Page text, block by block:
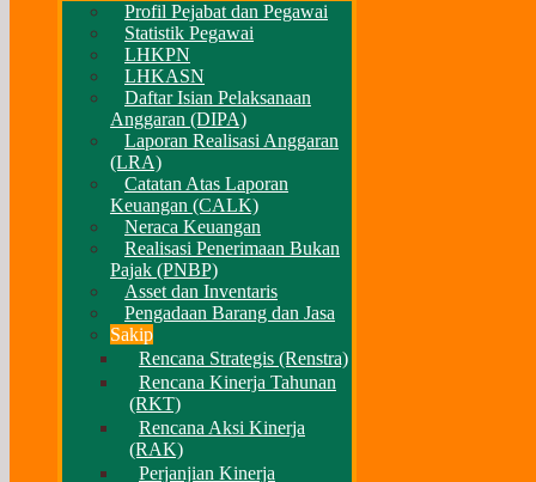
Profil Pejabat dan Pegawai
Statistik Pegawai
LHKPN
LHKASN
Daftar Isian Pelaksanaan
Anggaran (DIPA)
Laporan Realisasi Anggaran
(LRA)
Catatan Atas Laporan
Keuangan (CALK)
Neraca Keuangan
Realisasi Penerimaan Bukan
Pajak (PNBP)
Asset dan Inventaris
Pengadaan Barang dan Jasa
Sakip
Rencana Strategis (Renstra)
Rencana Kinerja Tahunan
(RKT)
Rencana Aksi Kinerja
(RAK)
Perjanjian Kinerja